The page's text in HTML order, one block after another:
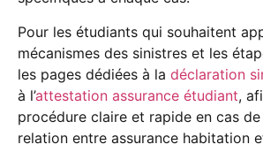
Pour les étudiants qui souhaitent
mécanismes des sinistres et les
les pages dédiées à la déclaration
à l’attestation assurance étudiant,
procédure claire et rapide en cas
relation entre assurance habitation